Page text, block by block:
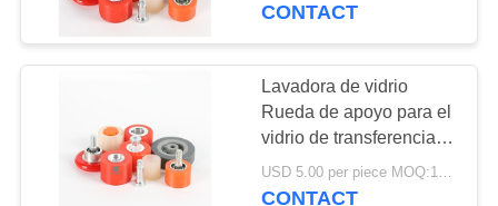
CONTROL
DE
CALIDAD
CONTACTO
Retransmisión de
estado sólido
CONTACT
Lavadora de vidrio
Rueda de apoyo para el
vidrio de transferencia
en la línea de
producción de vidrio
USD 5.00 per piece MOQ:100 piezas
CONTACT